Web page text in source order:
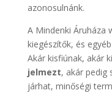
azonosulnánk.
A Mindenki Áruháza
kiegészítők, és
Akár kisfiúnak, akár
jelmezt, akár pedig
járhat, minőségi